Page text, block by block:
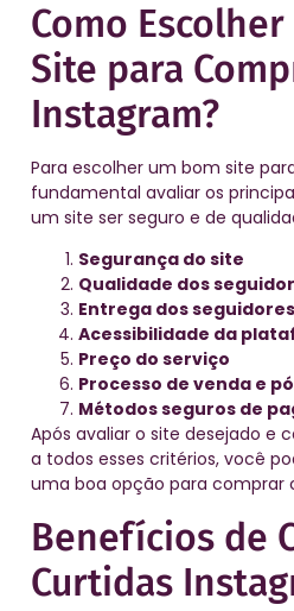
Como
Site para
Instagram?
Para escolher um bom site
fundamental avaliar os
um site ser seguro e de
Segurança do site
Qualidade dos
Entrega dos seguidores
Acessibilidade da
Preço do serviço
Processo de venda e
Métodos seguros de
Após avaliar o site desejado e
a todos esses critérios, você
uma boa opção para comprar
Benefícios de
Curtidas